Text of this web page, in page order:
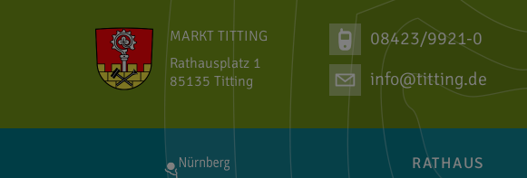
MARKT TITTING
Rathausplatz 1
85135 Titting
08423/9921-0
info@titting.de
RATHAUS